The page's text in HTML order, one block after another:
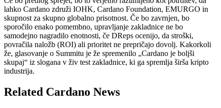
lahko Cardano združi IOHK, Cardano Foundation, EMURGO in
skupnost za skupno globalno prisotnost. Če bo zavrnjen, bo
sporočilo enako pomembno, upravljanje zakladnice ne bo
samodejno nagradilo enotnosti, če DReps ocenijo, da stroški,
povračila naložb (ROI) ali prioritet ne prepričajo dovolj. Kakorkoli
že, glasovanje o Summitu je že spremenilo „Cardano je boljši
skupaj“ iz slogana v živ test zakladnice, ki ga spremlja širša kripto
industrija.
Related Cardano News